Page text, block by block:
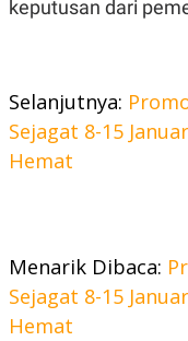
C
A
L
E
I
D
L
A
N
A
N
C
E
K
I
A
E
M
I
T
keputusan dari
Selanjutnya:
Sejagat 8-15
Hemat
Menarik Dibaca:
Sejagat 8-15
Hemat